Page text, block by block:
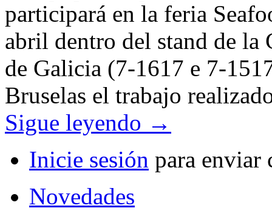
participará en la feria
abril dentro del stand de
de Galicia (7-1617 e 7-
Bruselas el trabajo
Sigue leyendo →
Inicie sesión para enviar
Novedades